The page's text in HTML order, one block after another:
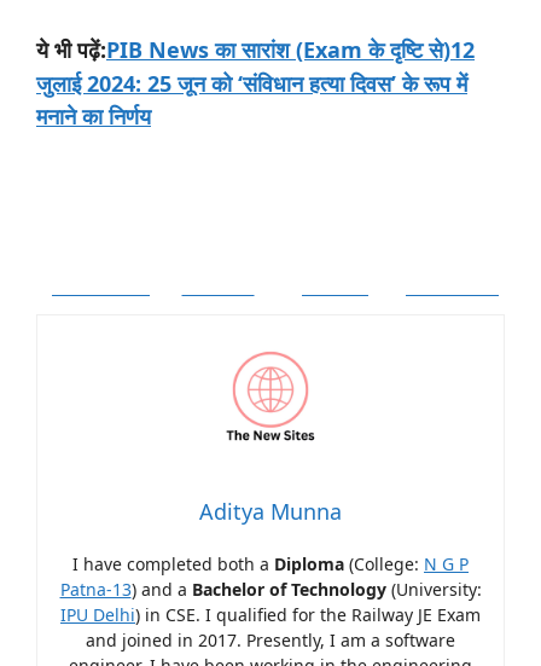
ये भी पढ़ें:PIB News का सारांश (Exam के दृष्टि से)12
जुलाई 2024: 25 जून को ‘संविधान हत्या दिवस’ के रूप में
मनाने का निर्णय
Aditya Munna
I have completed both a Diploma (College: N G P
Patna-13) and a Bachelor of Technology(University:
IPU Delhi) in CSE. I qualified for the Railway JE Exam
and joined in 2017. Presently, I am a software